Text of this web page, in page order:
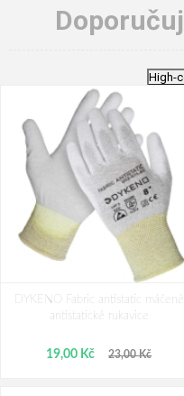
High-
DYKENO Fabric antistatic máčené
antistatické rukavice
19,00 Kč 23,00 Kč